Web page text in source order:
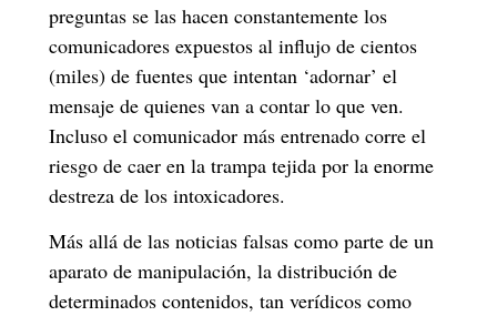
preguntas se las hacen constantemente los
comunicadores expuestos al influjo de cientos
(miles) de fuentes que intentan ‘adornar’ el
mensaje de quienes van a contar lo que ven.
Incluso el comunicador más entrenado corre el
riesgo de caer en la trampa tejida por la enorme
destreza de los intoxicadores.
Más allá de las noticias falsas como parte de un
aparato de manipulación, la distribución de
determinados contenidos, tan verídicos como